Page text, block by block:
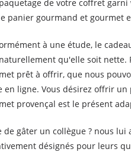
de votre coffret
panier gourmand et gourmet
à une étude, le
qu'elle soit nette.
prêt à offrir, que nous
en ligne. Vous désirez offrir
provençal est le présent
de gâter un collègue ? nous
désignés pour leurs